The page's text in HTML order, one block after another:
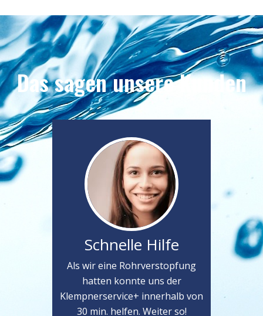
Das sagen unsere Kunden
Schnelle Hilfe
Als wir eine Rohrverstopfung
hatten konnte uns der
Klempnerservice+ innerhalb von
30 min. helfen. Weiter so!